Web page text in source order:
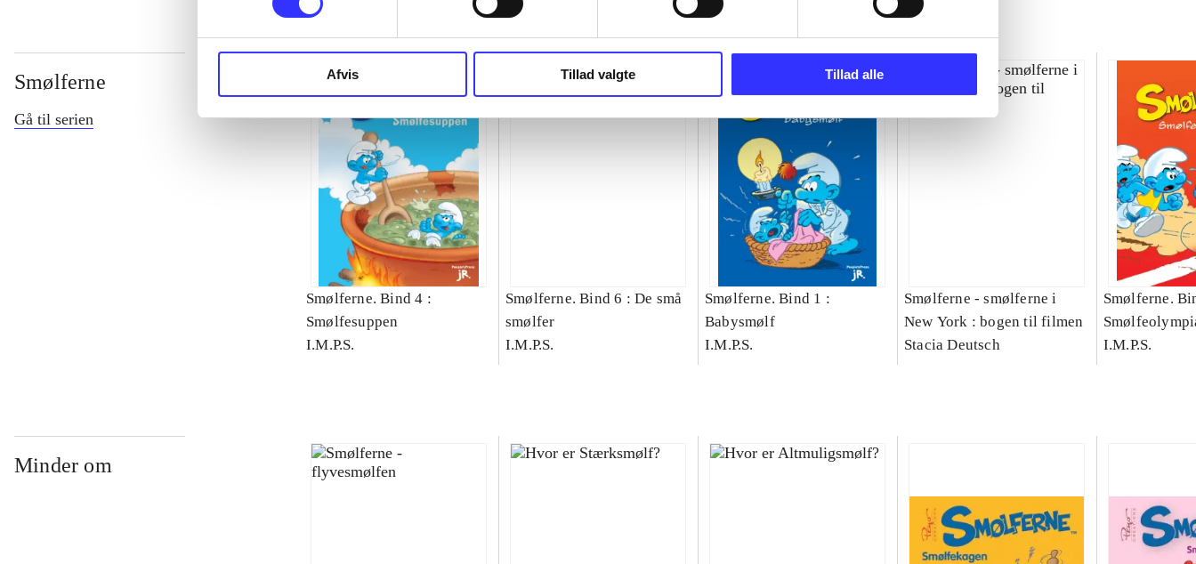
Afvis Tillad valgte Tillad alle
Smølferne
Gå til serien
Smølferne. Bind 4 :
Smølfesuppen
I.M.P.S.
Smølferne. Bind 6 : De små
smølfer
I.M.P.S.
Smølferne. Bind 1 :
Babysmølf
I.M.P.S.
Smølferne - smølferne i
New York : bogen til filmen
Stacia Deutsch
Smølferne.
I.M.P.S.
Minder om